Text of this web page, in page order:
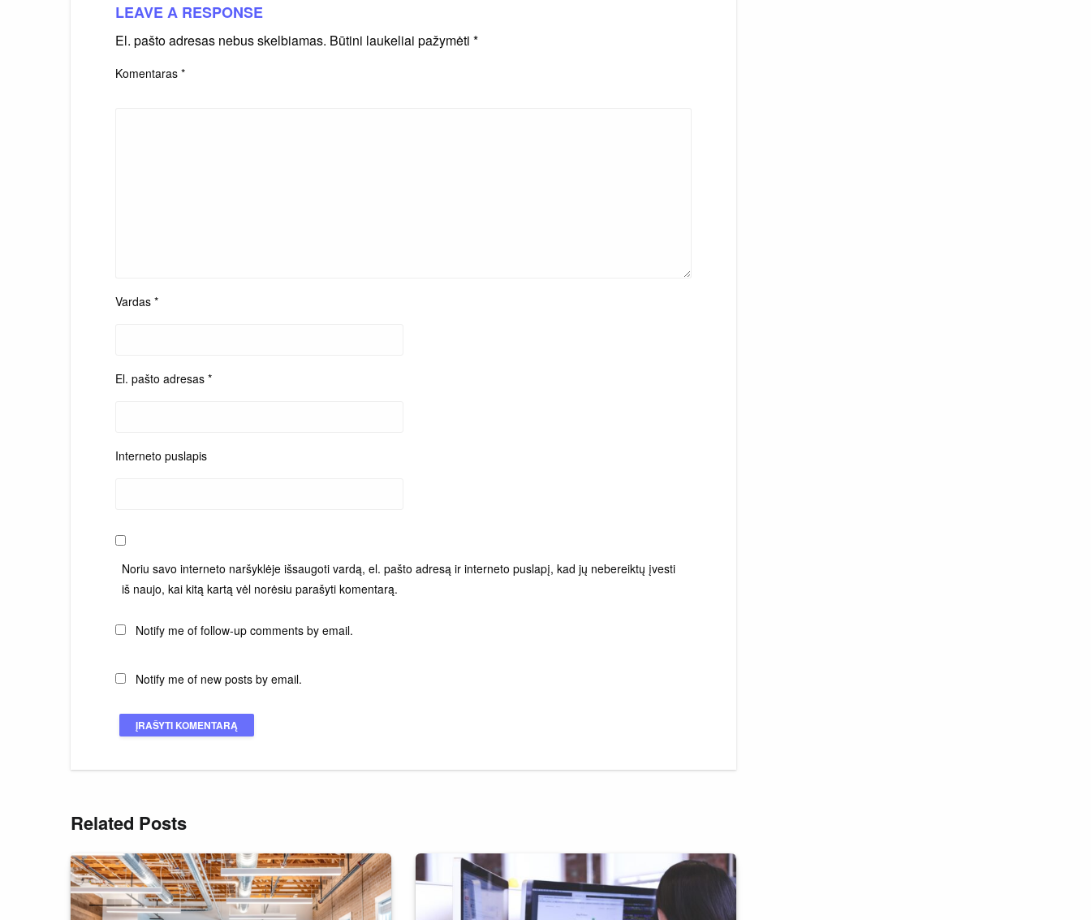
LEAVE A RESPONSE
El. pašto adresas nebus skelbiamas. Būtini laukeliai pažymėti *
Komentaras *
Vardas *
El. pašto adresas *
Interneto puslapis
Noriu savo interneto naršyklėje išsaugoti vardą, el. pašto adresą ir interneto puslapį, kad jų nebereiktų įvesti
iš naujo, kai kitą kartą vėl norėsiu parašyti komentarą.
Notify me of follow-up comments by email.
Notify me of new posts by email.
Related Posts